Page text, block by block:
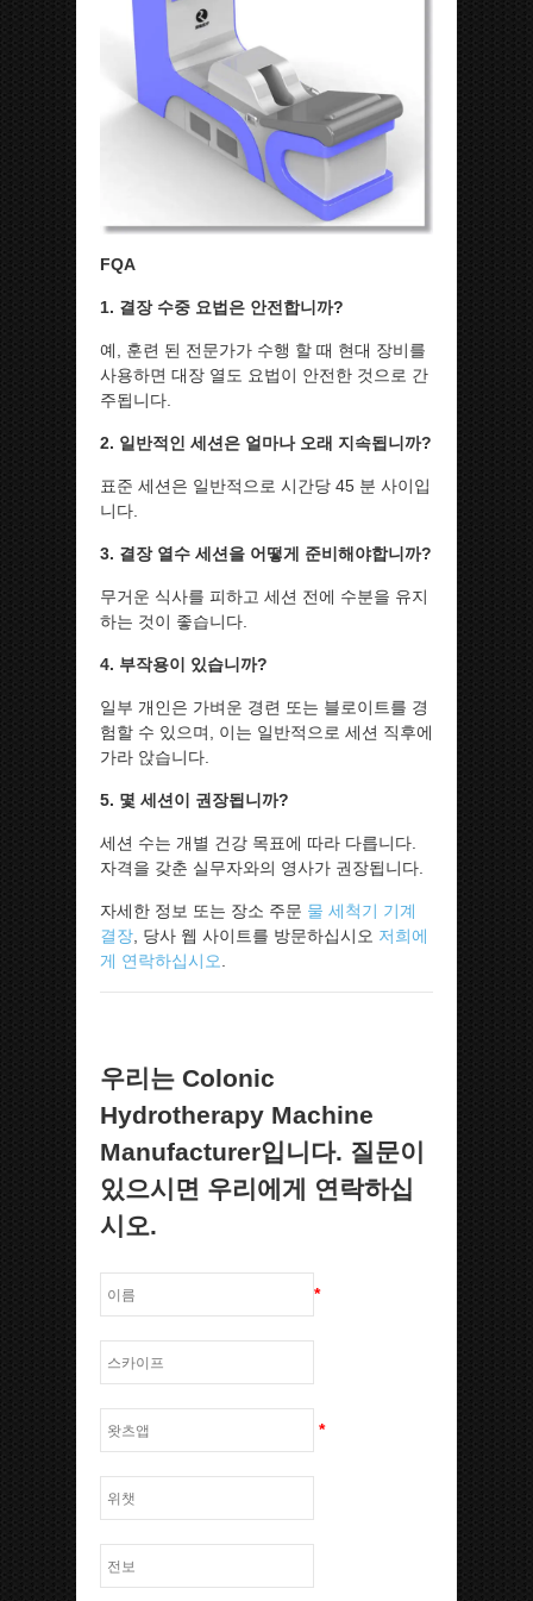
FQA
1. 결장 수중 요법은 안전합니까?
예, 훈련 된 전문가가 수행 할 때 현대 장비를
사용하면 대장 열도 요법이 안전한 것으로 간
주됩니다.
2. 일반적인 세션은 얼마나 오래 지속됩니까?
표준 세션은 일반적으로 시간당 45 분 사이입
니다.
3. 결장 열수 세션을 어떻게 준비해야합니까?
무거운 식사를 피하고 세션 전에 수분을 유지
하는 것이 좋습니다.
4. 부작용이 있습니까?
일부 개인은 가벼운 경련 또는 블로이트를 경
험할 수 있으며, 이는 일반적으로 세션 직후에
가라 앉습니다.
5. 몇 세션이 권장됩니까?
세션 수는 개별 건강 목표에 따라 다릅니다.
자격을 갖춘 실무자와의 영사가 권장됩니다.
자세한 정보 또는 장소 주문 물 세척기 기계
결장 , 당사 웹 사이트를 방문하십시오 저희에
게 연락하십시오
우리는 Colonic
Hydrotherapy Machine
Manufacturer입니다. 질문이
있으시면 우리에게 연락하십
시오.
*
*